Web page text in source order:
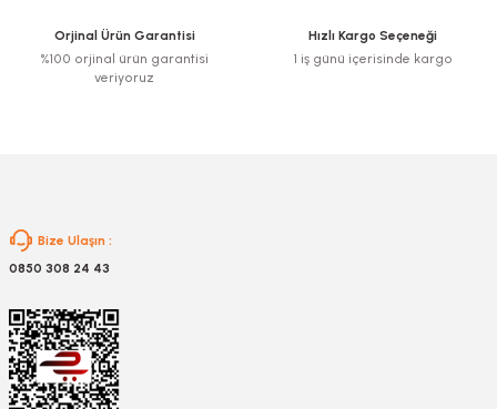
Bu ürüne benzer farklı alternatifler olmalı.
Orjinal Ürün Garantisi
%100 orjinal ürün garantisi
veriyoruz
Hızlı Kargo Seçeneği
1 iş günü içerisinde kargo
Bize Ulaşın :
0850 308 24 43